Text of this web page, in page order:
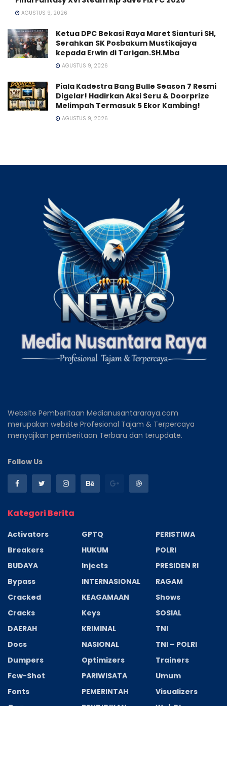
AGUSTUS 9, 2026
Ketua DPC Bekasi Raya Maret Sianturi SH,
Serahkan SK Posbakum Mustikajaya
kepada Erwin di Tarigan.SH.Mba
AGUSTUS 9, 2026
Piala Kadestra Bang Bulle Season 7 Resmi
Digelar! Hadirkan Aksi Seru & Doorprize
Melimpah Termasuk 5 Ekor Kambing!
AGUSTUS 9, 2026
Website Pemberitaan Medianusantararaya.com
merupakan website Profesional Tajam & Terpercaya
menyajikan pemberitaan Terbaru dan terupdate.
Follow Us
Kategori Berita
Activators
Breakers
BUDAYA
Bypass
Cracked
Cracks
DAERAH
Docs
Dumpers
Few-Shot
Fonts
Gog
GPTQ
HUKUM
Injects
INTERNASIONAL
KEAGAMAAN
Keys
KRIMINAL
NASIONAL
Optimizers
PARIWISATA
PEMERINTAH
PENDIDIKAN
PERISTIWA
POLRI
PRESIDEN RI
RAGAM
Shows
SOSIAL
TNI
TNI – POLRI
Trainers
Umum
Visualizers
WebDL